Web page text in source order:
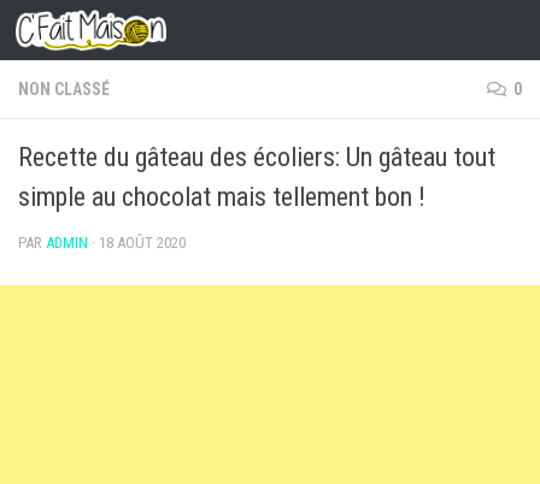
Skip to content
NON CLASSÉ 0
Recette du gâteau des écoliers: Un gâteau tout
simple au chocolat mais tellement bon !
PAR ADMIN · 18 AOÛT 2020